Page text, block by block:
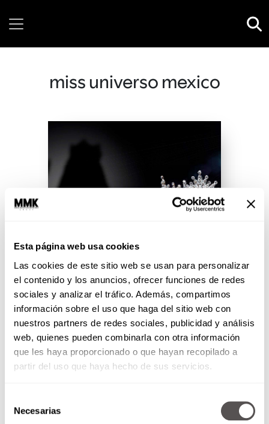
Esta página web usa cookies
Las cookies de este sitio web se usan para personalizar
el contenido y los anuncios, ofrecer funciones de redes
sociales y analizar el tráfico. Además, compartimos
información sobre el uso que haga del sitio web con
nuestros partners de redes sociales, publicidad y análisis
web, quienes pueden combinarla con otra información
que les haya proporcionado o que hayan recopilado a
partir del uso que haya hecho de sus servicios.
Necesarias
miss universo mexico
¿Qué onda con Miss Universo
México y quién puede
participar?
Platicamos con Raúl Rocha Cantú,
quien busca llevar a un nuevo
nivel Miss Universo México y
cómo planea lograrlo.